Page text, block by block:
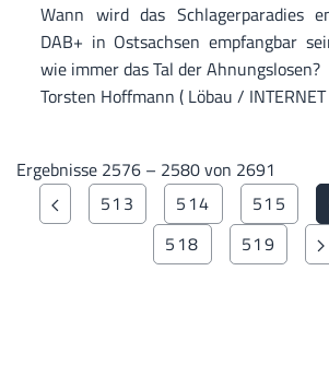
Wann wird das Schlagerparadies
DAB+ in Ostsachsen empfangbar
wie immer das Tal der Ahnungslosen?
Torsten Hoffmann ( Löbau / INTERNET
Ergebnisse 2576 – 2580 von 2691
513
514 515
518
519